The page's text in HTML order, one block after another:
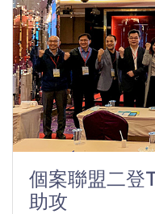
個案聯盟二登
助攻